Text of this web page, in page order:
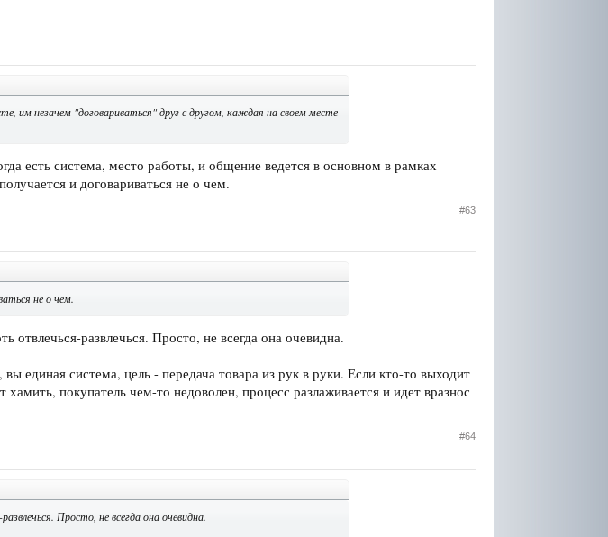
им незачем "договариваться" друг с другом, каждая на своем месте
есть система, место работы, и общение ведется в основном в рамках
и договариваться не о чем.
#63
не о чем.
отвлечься-развлечься. Просто, не всегда она очевидна.
единая система, цель - передача товара из рук в руки. Если кто-то выходит
покупатель чем-то недоволен, процесс разлаживается и идет вразнос
#64
Просто, не всегда она очевидна.